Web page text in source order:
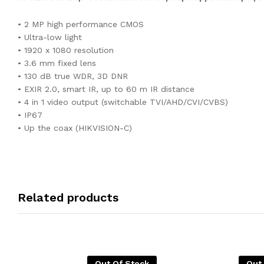
• 2 MP high performance CMOS
• Ultra-low light
• 1920 x 1080 resolution
• 3.6 mm fixed lens
• 130 dB true WDR, 3D DNR
• EXIR 2.0, smart IR, up to 60 m IR distance
• 4 in 1 video output (switchable TVI/AHD/CVI/CVBS)
• IP67
• Up the coax (HIKVISION-C)
Related products